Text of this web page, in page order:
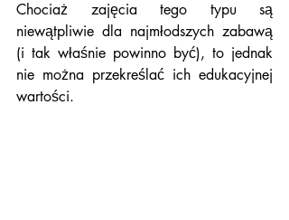
Chociaż zajęcia tego typu są
niewątpliwie dla najmłodszych zabawą
(i tak właśnie powinno być), to jednak
nie można przekreślać ich edukacyjnej
wartości.